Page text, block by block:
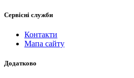
Сервісні служби
Контакти
Мапа сайту
Додатково